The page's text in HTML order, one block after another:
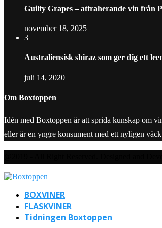
Guilty Grapes – attraherande vin från
november 18, 2025
3
Australiensisk shiraz som ger dig ett
juli 14, 2020
Om Boxtoppen
Idén med Boxtoppen är att sprida kunskap om
eller är en yngre konsument med ett nyligen
BOXVINER
FLASKVINER
Tidningen Boxtoppen